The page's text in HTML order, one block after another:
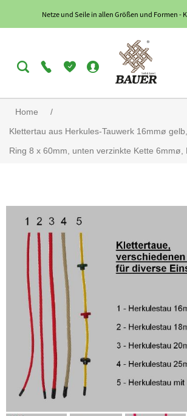
Netze und Seile in allen Größen und Formen -
Home
/
Klettertau aus Herkules-Tauwerk 16mmø
Ring 8 x 60mm, unten verzinkte Kette 6mmø,